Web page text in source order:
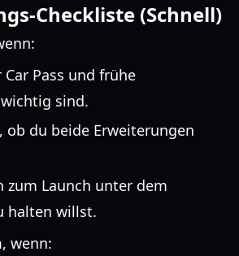
Checkliste (Schnell)
Pass und frühe
sind.
ob du beide Erweiterungen
zum Launch unter dem
halten willst.
, wenn: